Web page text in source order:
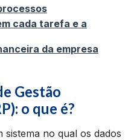
cada tarefa e a
da empresa
Gestão
o que é?
no qual os dados